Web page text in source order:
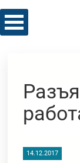
14.12.2017